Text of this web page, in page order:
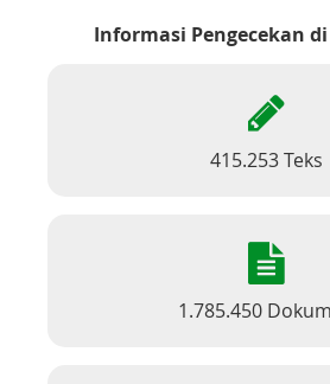
Informasi Pengecekan
415.253 Teks
1.785.450